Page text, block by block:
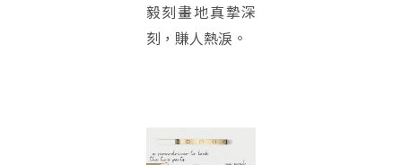
毅刻畫地真摯深
刻，賺人熱淚。